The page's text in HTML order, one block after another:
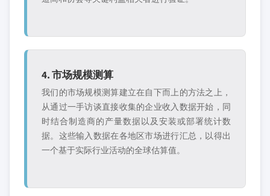
4. 市场规模测算
我们的市场规模测算建立在自下而上的方法之上，
从通过一手访谈直接收集的企业收入数据开始，同
时结合制造商的产量数据以及安装或部署统计数
据。这些输入数据在各地区市场进行汇总，以得出
一个基于实际行业活动的全球估算值。